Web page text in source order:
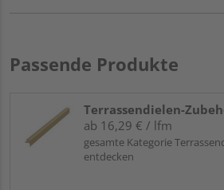
Passende Produkte
Terrassendielen-
ab 16,29 € / lfm
gesamte Kategorie
entdecken